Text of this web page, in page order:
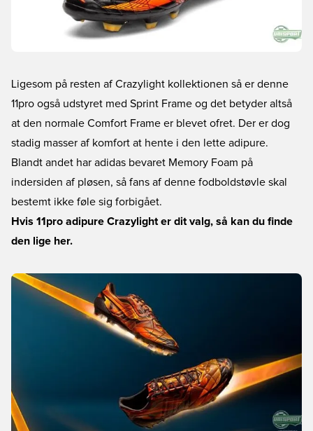
Ligesom på resten af Crazylight kollektionen så er denne
11pro også udstyret med Sprint Frame og det betyder altså
at den normale Comfort Frame er blevet ofret. Der er dog
stadig masser af komfort at hente i den lette adipure.
Blandt andet har adidas bevaret Memory Foam på
indersiden af pløsen, så fans af denne fodboldstøvle skal
bestemt ikke føle sig forbigået.
Hvis 11pro adipure Crazylight er dit valg, så kan du finde
den lige her.